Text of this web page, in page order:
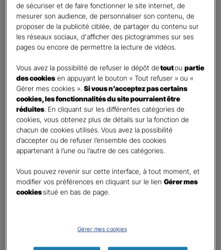
Madame
Monsieur
First Last
Téléphone *
United
States
+1
E-mail*
Informations complémentaires (facultatif)
Information données personnelles*
de sécuriser et de faire fonctionner le site internet, de
mesurer son audience, de personnaliser son contenu, de
proposer de la publicité ciblée, de partager du contenu sur
les réseaux sociaux, d'afficher des pictogrammes sur ses
pages ou encore de permettre la lecture de vidéos.
Vous avez la possibilité de refuser le dépôt detoutoupartie
des cookies en appuyant le bouton « Tout refuser » ou «
Gérer mes cookies ».Si vous n’acceptez pas certains
cookies, les fonctionnalités du site pourraient être
réduites. En cliquant sur les différentes catégories de
cookies, vous obtenez plus de détails sur la fonction de
chacun de cookies utilisés. Vous avez la possibilité
d’accepter ou de refuser l’ensemble des cookies
appartenant à l’une ou l’autre de ces catégories.
Vous pouvez revenir sur cette interface, à tout moment, et
modifier vos préférences en cliquant sur le lienGérer mes
cookiessitué en bas de page.
Gérer mes cookies